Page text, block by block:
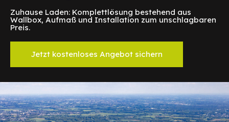
Zuhause Laden: Komplettlösung bestehend aus
Wallbox, Aufmaß und Installation zum unschlagbaren
Preis.
Jetzt kostenloses Angebot sichern